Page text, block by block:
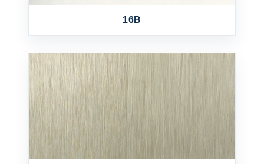
16B